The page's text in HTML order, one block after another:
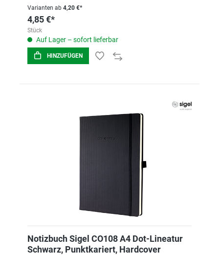
Varianten ab 4,20 €*
4,85 €*
Stück
Auf Lager – sofort lieferbar
HINZUFÜGEN
Notizbuch Sigel CO108 A4 Dot-Lineatur
Schwarz, Punktkariert, Hardcover